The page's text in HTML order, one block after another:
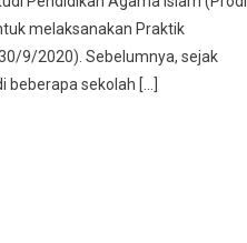
melaksanakan Praktik
9/2020). Sebelumnya, sejak
sekolah […]